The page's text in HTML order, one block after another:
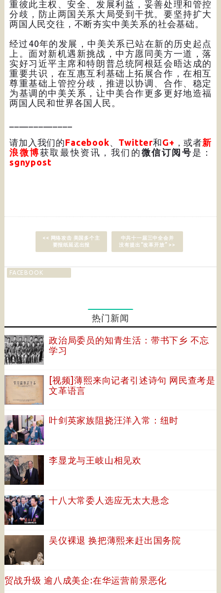
重彼此主权、安全、发展利益，妥善处理和管控
分歧，防止两国关系大局受到干扰。要坚持扩大
两国人民交往，不断夯实中美关系的社会基础。
经过40年的发展，中美关系已站在新的历史起点
上。面对新机遇新挑战，中方愿同美方一道，落
实好习近平主席和特朗普总统阿根廷会晤达成的
重要共识，在互惠互利基础上拓展合作，在相互
尊重基础上管控分歧，推进以协调、合作、稳定
为基调的中美关系，让中美合作更多更好地造福
两国人民和世界各国人民。
请加入我们的Facebook Twitter和G+ ，或者新
浪微博获取最快资讯，我们的 微信订阅号 是：
sgnypost
<< 网络攻击 美国多个主
要报纸延迟出报
中共十一届三中全会并
没有提出“改革开放” >>
FACEBOOK
热门新闻
政治局委员的知青生活：带书下乡 不忘
学习
[视频]薄熙来向记者引述诗句 网民查考是
文革语言
叶剑英家族阻挠汪洋入常：纽时
李显龙与王岐山相见欢
十八大常委人选应无太大悬念
吴仪裸退 换把薄熙来赶出国务院
贸战升级 逾八成美企:在华运营前景恶化